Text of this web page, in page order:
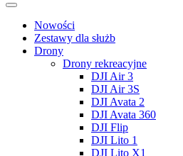
Nowości
Zestawy dla służb
Drony
Drony rekreacyjne
DJI Air 3
DJI Air 3S
DJI Avata 2
DJI Avata 360
DJI Flip
DJI Lito 1
DJI Lito X1